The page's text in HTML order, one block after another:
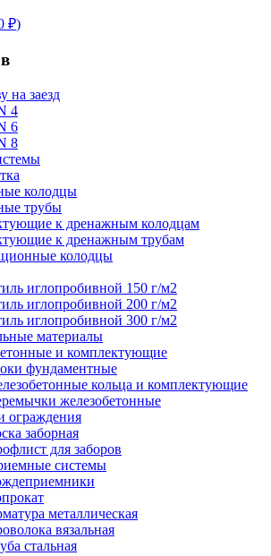
₽)
на заезд
4
6
8
колодцы
трубы
к дренажным колодцам
к дренажным трубам
колодцы
иглопробивной 150 г/м2
иглопробивной 200 г/м2
иглопробивной 300 г/м2
материалы
и комплектующие
фундаментные
кольца и комплектующие
железобетонные
ограждения
заборная
для заборов
системы
металлическая
вязальная
стальная